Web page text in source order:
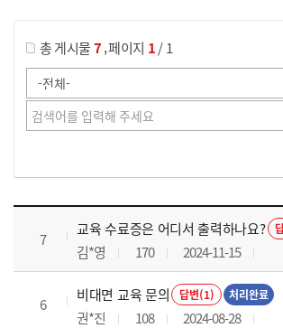
총 게시물7,페이지 1/ 1
교육전반 목록 으로 번호, 제목, 작성자, 조회수, 등록 일로 나열 되고 있습니다.
7
교육 수료증은 어디서 출력하나요?
김*영 170 2024-11-15
6
비대면 교육 문의 답변(1) 처리완료
권*진 108 2024-08-28